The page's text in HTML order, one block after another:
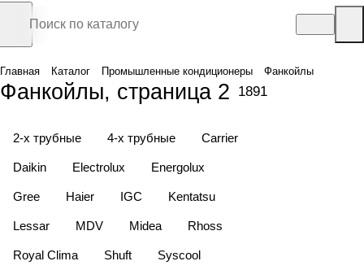
Главная Каталог Промышленные кондиционеры Фанкойлы
Фанкойлы, страница 2 1891
2-х трубные 4-х трубные Carrier
Daikin Electrolux Energolux
Gree Haier IGC Kentatsu
Lessar MDV Midea Rhoss
Royal Clima Shuft Syscool